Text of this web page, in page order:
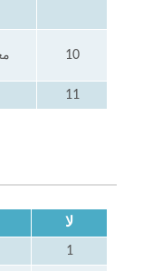
10
11
لا
1